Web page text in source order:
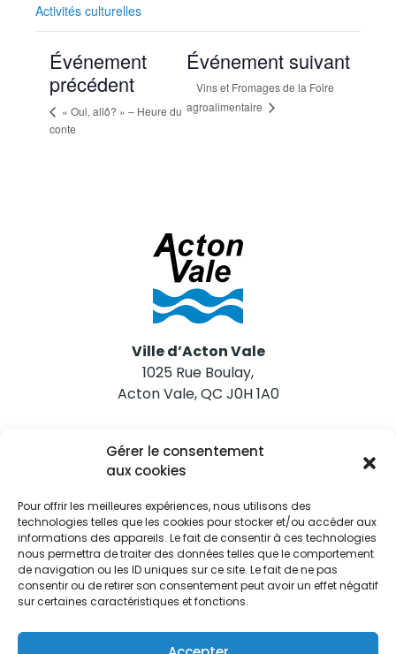
Gérer le consentement
aux cookies
Pour offrir les meilleures expériences, nous utilisons des
technologies telles que les cookies pour stocker et/ou accéder aux
informations des appareils. Le fait de consentir à ces technologies
nous permettra de traiter des données telles que le comportement
de navigation ou les ID uniques sur ce site. Le fait de ne pas
consentir ou de retirer son consentement peut avoir un effet négatif
sur certaines caractéristiques et fonctions.
Activités culturelles
Événement
précédent
« Oui, allô? » – Heure du
conte
Événement suivant
Vins et Fromages de la Foire
agroalimentaire
Ville d’Acton Vale
1025 Rue Boulay,
Acton Vale, QC J0H 1A0
Nous joindre
Tél. 450 546-2703
Restez informés
Abonnez-vous aux alertes municipales
Je m'abonne